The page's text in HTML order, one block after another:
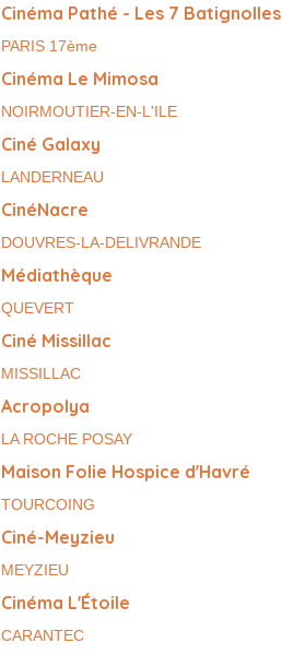
Cinéma Pathé - Les 7 Batignolles
PARIS 17ème
Cinéma Le Mimosa
NOIRMOUTIER-EN-L'ILE
Ciné Galaxy
LANDERNEAU
CinéNacre
DOUVRES-LA-DELIVRANDE
Médiathèque
QUEVERT
Ciné Missillac
MISSILLAC
Acropolya
LA ROCHE POSAY
Maison Folie Hospice d'Havré
TOURCOING
Ciné-Meyzieu
MEYZIEU
Cinéma L'Étoile
CARANTEC